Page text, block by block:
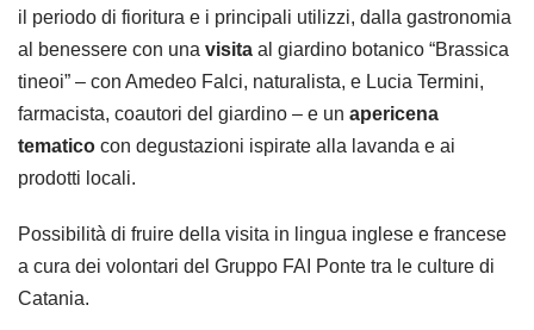
il periodo di fioritura e i principali utilizzi, dalla gastronomia
al benessere con una visita al giardino botanico “Brassica
tineoi” – con Amedeo Falci, naturalista, e Lucia Termini,
farmacista, coautori del giardino – e un apericena
tematico con degustazioni ispirate alla lavanda e ai
prodotti locali.
Possibilità di fruire della visita in lingua inglese e francese
a cura dei volontari del Gruppo FAI Ponte tra le culture di
Catania.